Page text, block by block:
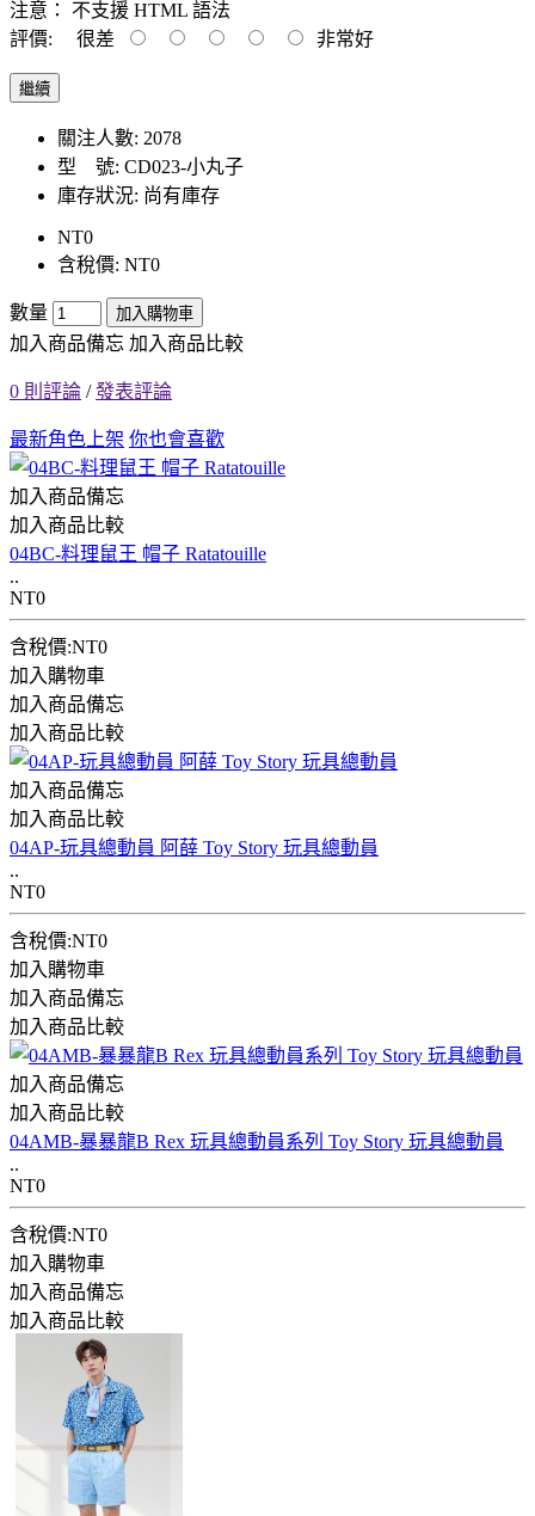
注意：
不支援 HTML 語法
評價: 很差 非常好
繼續
關注人數: 2078
型 號: CD023-小丸子
庫存狀況: 尚有庫存
NT0
含稅價: NT0
數量 加入購物車
加入商品備忘 加入商品比較
0 則評論 /發表評論
最新角色上架 你也會喜歡
加入商品備忘
加入商品比較
04BC-料理鼠王 帽子 Ratatouille
..
NT0
含稅價:NT0
加入購物車
加入商品備忘
加入商品比較
加入商品備忘
加入商品比較
04AP-玩具總動員 阿薛 Toy Story 玩具總動員
..
NT0
含稅價:NT0
加入購物車
加入商品備忘
加入商品比較
加入商品備忘
加入商品比較
04AMB-暴暴龍B Rex 玩具總動員系列 Toy Story 玩具總動員
..
NT0
含稅價:NT0
加入購物車
加入商品備忘
加入商品比較